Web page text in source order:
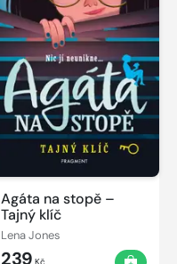
Agáta na stopě –
Tajný klíč
Lena Jones
239 Kč